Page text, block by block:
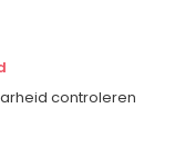
controleren